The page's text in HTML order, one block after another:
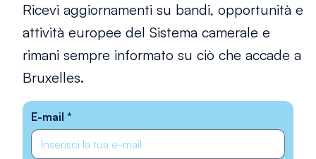
E-mail *
Ricevi aggiornamenti su bandi, opportunità e
attività europee del Sistema camerale e
rimani sempre informato su ciò che accade a
Bruxelles.